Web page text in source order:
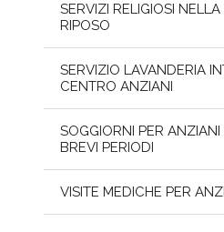
SERVIZI RELIGIOSI
RIPOSO
SERVIZIO LAVANDERIA
CENTRO ANZIANI
SOGGIORNI PER ANZIANI
BREVI PERIODI
VISITE MEDICHE PER